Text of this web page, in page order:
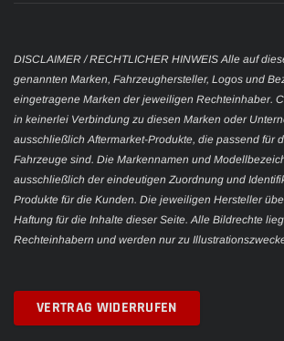
DISCLAIMER / RECHTLICHER HINWEIS Alle auf
genannten Marken, Fahrzeughersteller, Logos und
eingetragene Marken der jeweiligen Rechteinhaber.
in keinerlei Verbindung zu diesen Marken oder
ausschließlich Aftermarket-Produkte, die passend für
Fahrzeuge sind. Die Markennamen und
ausschließlich der eindeutigen Zuordnung und
Produkte für die Kunden. Die jeweiligen Hersteller
Haftung für die Inhalte dieser Seite. Alle Bildrechte
Rechteinhabern und werden nur zu
VERTRAG WIDERRUFEN